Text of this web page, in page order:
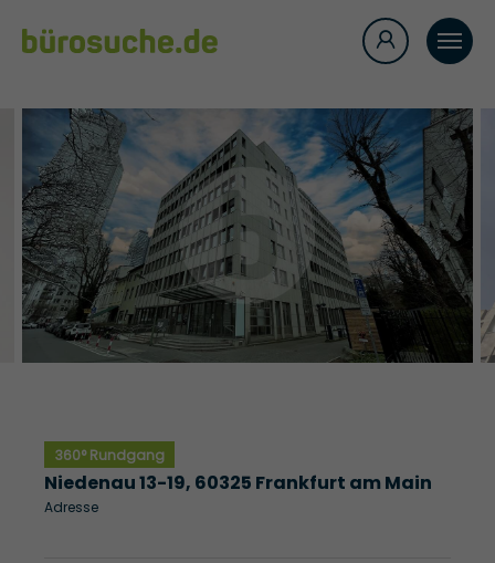
360° Rundgang
Niedenau 13-19, 60325 Frankfurt am Main
Adresse